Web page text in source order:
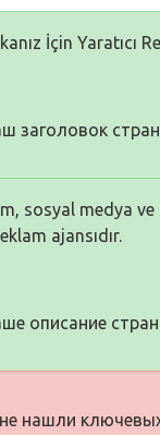
İçin Yaratıcı
заголовок
sosyal medya
ajansıdır.
описание
нашли